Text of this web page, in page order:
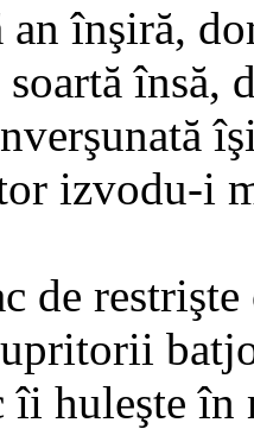
an înşiră,
soartă însă,
izvodu-i
de
îi huleşte în